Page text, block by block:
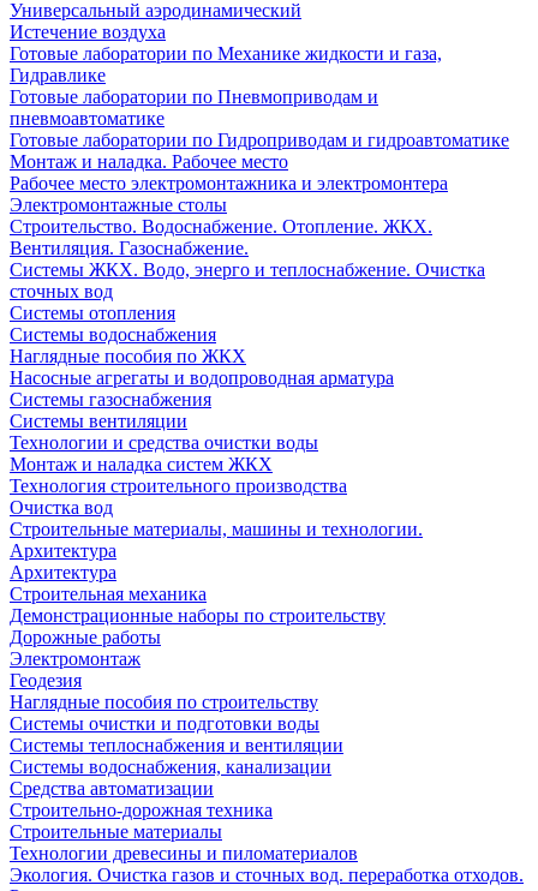
Универсальный аэродинамический
Истечение воздуха
Готовые лаборатории по Механике жидкости и газа,
Гидравлике
Готовые лаборатории по Пневмоприводам и
пневмоавтоматике
Готовые лаборатории по Гидроприводам и гидроавтоматике
Монтаж и наладка. Рабочее место
Рабочее место электромонтажника и электромонтера
Электромонтажные столы
Строительство. Водоснабжение. Отопление. ЖКХ.
Вентиляция. Газоснабжение.
Системы ЖКХ. Водо, энерго и теплоснабжение. Очистка
сточных вод
Системы отопления
Системы водоснабжения
Наглядные пособия по ЖКХ
Насосные агрегаты и водопроводная арматура
Системы газоснабжения
Системы вентиляции
Технологии и средства очистки воды
Монтаж и наладка систем ЖКХ
Технология строительного производства
Очистка вод
Строительные материалы, машины и технологии.
Архитектура
Архитектура
Cтроительная механика
Демонстрационные наборы по строительству
Дорожные работы
Электромонтаж
Геодезия
Наглядные пособия по строительству
Системы очистки и подготовки воды
Системы теплоснабжения и вентиляции
Системы водоснабжения, канализации
Средства автоматизации
Строительно-дорожная техника
Строительные материалы
Технологии древесины и пиломатериалов
Экология. Очистка газов и сточных вод. переработка отходов.